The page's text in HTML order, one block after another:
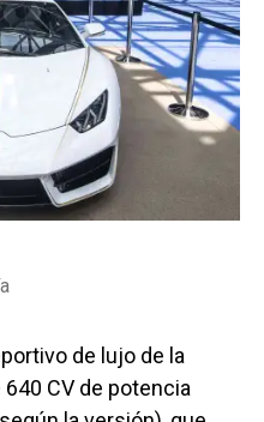
de lujo de la
CV de potencia